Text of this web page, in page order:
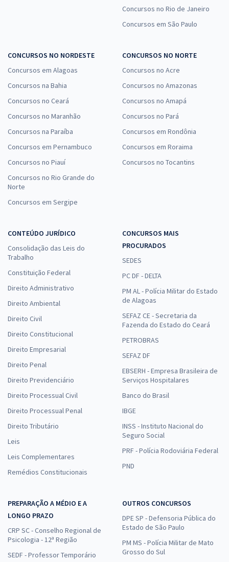
Concursos no Rio de Janeiro
Concursos em São Paulo
CONCURSOS NO NORDESTE
Concursos em Alagoas
Concursos na Bahia
Concursos no Ceará
Concursos no Maranhão
Concursos na Paraíba
Concursos em Pernambuco
Concursos no Piauí
Concursos no Rio Grande do
Norte
Concursos em Sergipe
CONCURSOS NO NORTE
Concursos no Acre
Concursos no Amazonas
Concursos no Amapá
Concursos no Pará
Concursos em Rondônia
Concursos em Roraima
Concursos no Tocantins
CONTEÚDO JURÍDICO
Consolidação das Leis do
Trabalho
Constituição Federal
Direito Administrativo
Direito Ambiental
Direito Civil
Direito Constitucional
Direito Empresarial
Direito Penal
Direito Previdenciário
Direito Processual Civil
Direito Processual Penal
Direito Tributário
Leis
Leis Complementares
Remédios Constitucionais
CONCURSOS MAIS
PROCURADOS
SEDES
PC DF - DELTA
PM AL - Polícia Militar do Estado
de Alagoas
SEFAZ CE - Secretaria da
Fazenda do Estado do Ceará
PETROBRAS
SEFAZ DF
EBSERH - Empresa Brasileira de
Serviços Hospitalares
Banco do Brasil
IBGE
INSS - Instituto Nacional do
Seguro Social
PRF - Polícia Rodoviária Federal
PND
PREPARAÇÃO A MÉDIO E A
LONGO PRAZO
CRP SC - Conselho Regional de
Psicologia - 12ª Região
SEDF - Professor Temporário
OUTROS CONCURSOS
DPE SP - Defensoria Pública do
Estado de São Paulo
PM MS - Polícia Militar de Mato
Grosso do Sul